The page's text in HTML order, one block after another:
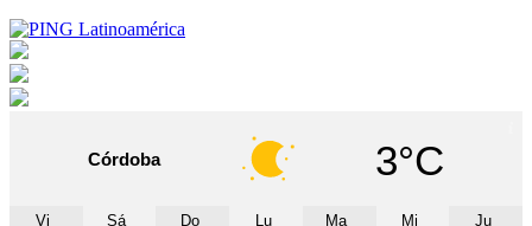
Córdoba 3°C
Vi Sá Do Lu Ma Mi Ju